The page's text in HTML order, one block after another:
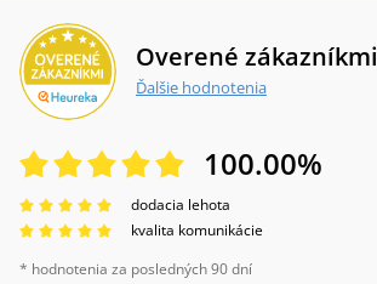
Overené zákazníkmi
Ďalšie hodnotenia
100.00%
dodacia lehota
kvalita komunikácie
* hodnotenia za posledných 90 dní